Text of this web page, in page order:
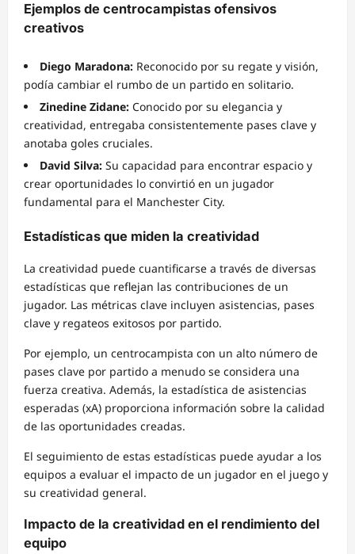
Ejemplos de centrocampistas ofensivos
creativos
Diego Maradona: Reconocido por su regate y visión,
podía cambiar el rumbo de un partido en solitario.
Zinedine Zidane: Conocido por su elegancia y
creatividad, entregaba consistentemente pases clave y
anotaba goles cruciales.
David Silva: Su capacidad para encontrar espacio y
crear oportunidades lo convirtió en un jugador
fundamental para el Manchester City.
Estadísticas que miden la creatividad
La creatividad puede cuantificarse a través de diversas
estadísticas que reflejan las contribuciones de un
jugador. Las métricas clave incluyen asistencias, pases
clave y regateos exitosos por partido.
Por ejemplo, un centrocampista con un alto número de
pases clave por partido a menudo se considera una
fuerza creativa. Además, la estadística de asistencias
esperadas (xA) proporciona información sobre la calidad
de las oportunidades creadas.
El seguimiento de estas estadísticas puede ayudar a los
equipos a evaluar el impacto de un jugador en el juego y
su creatividad general.
Impacto de la creatividad en el rendimiento del
equipo